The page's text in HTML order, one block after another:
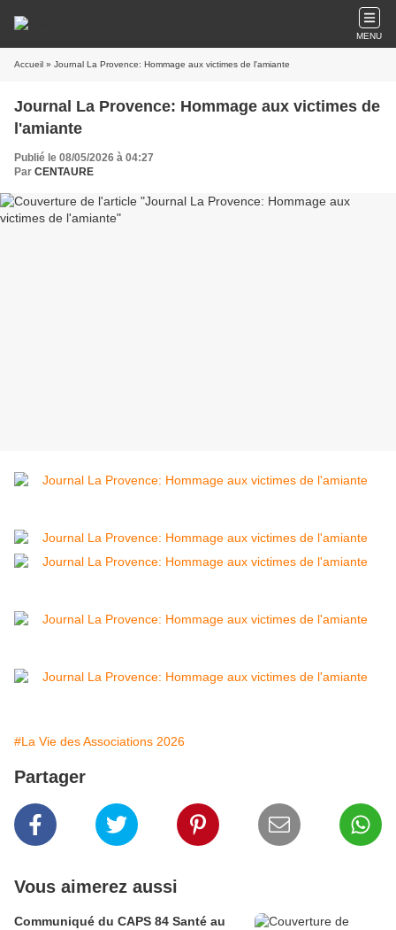
MENU
Accueil » Journal La Provence: Hommage aux victimes de l'amiante
Journal La Provence: Hommage aux victimes de
l'amiante
Publié le 08/05/2026 à 04:27
Par CENTAURE
#La Vie des Associations 2026
Partager
Vous aimerez aussi
Communiqué du CAPS 84 Santé au